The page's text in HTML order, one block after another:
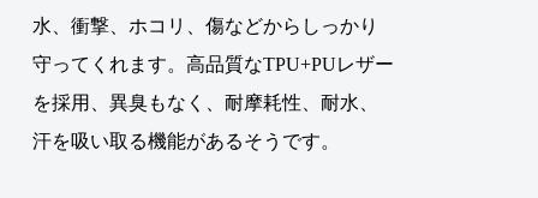
水、衝撃、ホコリ、傷などからしっかり
守ってくれます。高品質なTPU+PUレザー
を採用、異臭もなく、耐摩耗性、耐水、
汗を吸い取る機能があるそうです。